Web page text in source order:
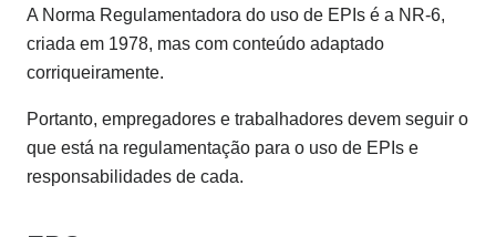
A Norma Regulamentadora do uso de EPIs é a NR-6,
criada em 1978, mas com conteúdo adaptado
corriqueiramente.
Portanto, empregadores e trabalhadores devem seguir o
que está na regulamentação para o uso de EPIs e
responsabilidades de cada.